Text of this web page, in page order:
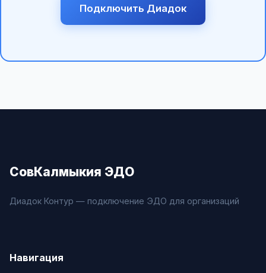
Подключить Диадок
СовКалмыкия ЭДО
Диадок Контур — подключение ЭДО для организаций
Навигация